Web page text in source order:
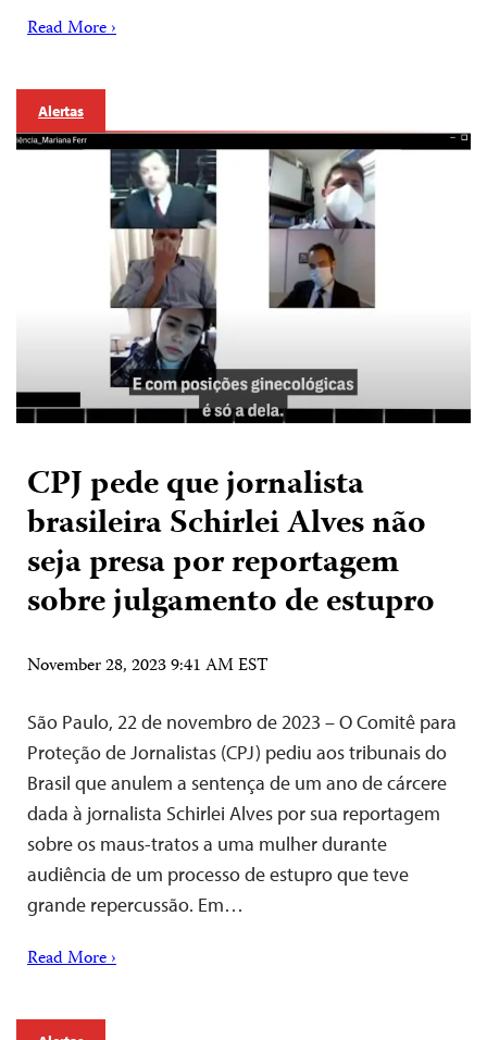
Read More ›
Alertas
CPJ pede que jornalista
brasileira Schirlei Alves não
seja presa por reportagem
sobre julgamento de estupro
November 28, 2023 9:41 AM EST
São Paulo, 22 de novembro de 2023 – O Comitê para
Proteção de Jornalistas (CPJ) pediu aos tribunais do
Brasil que anulem a sentença de um ano de cárcere
dada à jornalista Schirlei Alves por sua reportagem
sobre os maus-tratos a uma mulher durante
audiência de um processo de estupro que teve
grande repercussão. Em…
Read More ›